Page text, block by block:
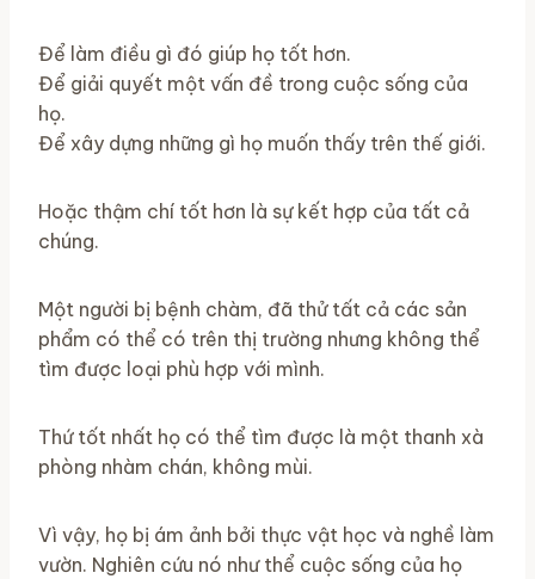
Để làm điều gì đó giúp họ tốt hơn.
Để giải quyết một vấn đề trong cuộc sống của
họ.
Để xây dựng những gì họ muốn thấy trên thế giới.
Hoặc thậm chí tốt hơn là sự kết hợp của tất cả
chúng.
Một người bị bệnh chàm, đã thử tất cả các sản
phẩm có thể có trên thị trường nhưng không thể
tìm được loại phù hợp với mình.
Thứ tốt nhất họ có thể tìm được là một thanh xà
phòng nhàm chán, không mùi.
Vì vậy, họ bị ám ảnh bởi thực vật học và nghề làm
vườn. Nghiên cứu nó như thể cuộc sống của họ